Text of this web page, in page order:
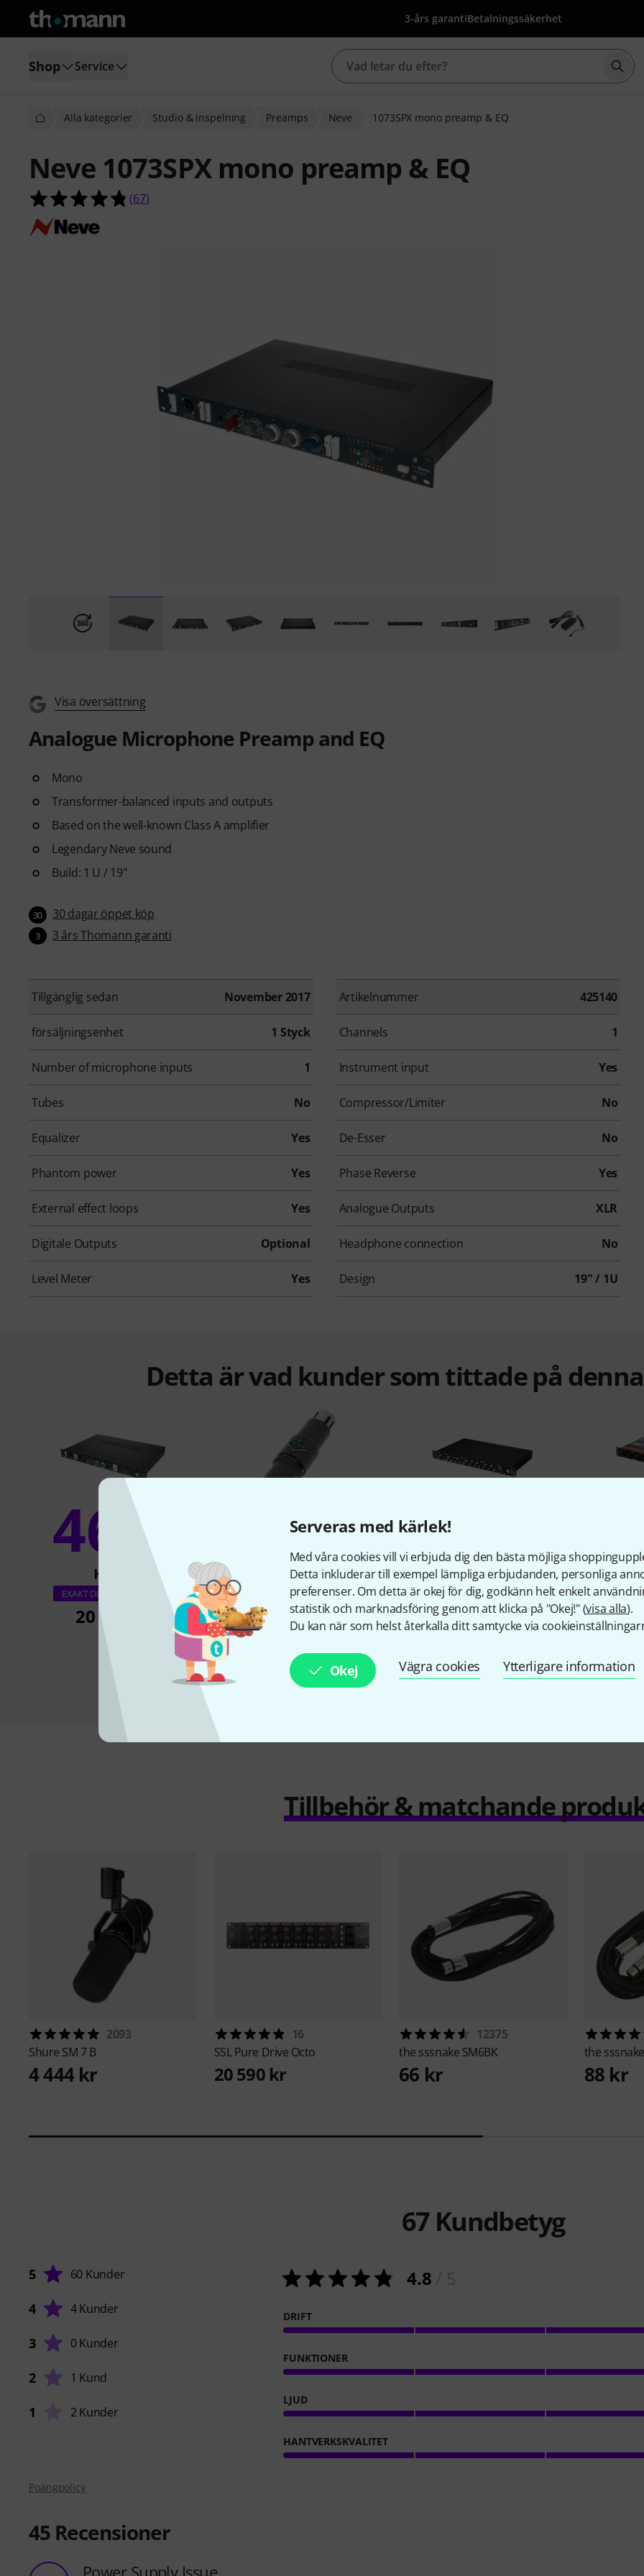
Serveras med kärlek!
Med våra cookies vill vi erbjuda dig den bästa möjliga
Detta inkluderar till exempel lämpliga erbjudanden, personliga
preferenser. Om detta är okej för dig, godkänn helt enkelt
statistik och marknadsföring genom att klicka på "Okej!" (visa alla).
Du kan när som helst återkalla ditt samtycke via
Okej Vägra cookies Ytterligare information
3-års garantiBetalningssäkerhet
Shop Service
Alla kategorier Studio & inspelning Preamps Neve 1073SPX mono preamp & EQ
Neve 1073SPX mono preamp & EQ
4.8 av 5 stjärnor från 67 kundbetyg
(67)
Visa översättning
Analogue Microphone Preamp and EQ
Mono
Transformer-balanced inputs and outputs
Based on the well-known Class A amplifier
Legendary Neve sound
Build: 1 U / 19"
30 30 dagar öppet köp
3 3 års Thomann garanti
Tillgänglig sedan November 2017 Artikelnummer 425140
försäljningsenhet 1 Styck Channels 1
Number of microphone inputs 1 Instrument input Yes
Tubes No Compressor/Limiter No
Equalizer Yes De-Esser No
Phantom power Yes Phase Reverse Yes
External effect loops Yes Analogue Outputs XLR
Digitale Outputs Optional Headphone connection No
Level Meter Yes Design 19" / 1U
Detta är vad kunder som tittade på
46%
KÖPT
EXAKT DENNA PRODUKT
20 090 kr
8%
KÖPT
TritonAudio FetHead
769 kr
5%
KÖPT
SSL Revival 4000
16 290 kr
Jämför
Tillbehör & matchande
2093
Shure SM 7 B
4 444 kr
16
SSLPure Drive Octo
20 590 kr
12375
the sssnake SM6BK
66 kr
the sssnake
88 kr
67Kundbetyg
5 60 Kunder
4 4 Kunder
3 0 Kunder
2 1 Kund
1 2 Kunder
4.8
DRIFT
FUNKTIONER
LJUD
HANTVERKSKVALITET
Poängpolicy
45 Recensioner
Power Supply Issue